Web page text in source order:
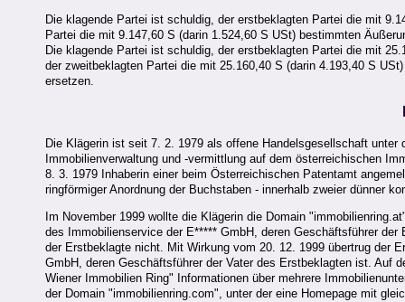
Die klagende Partei ist schuldig, der erstbeklagten Partei die mit
Partei die mit 9.147,60 S (darin 1.524,60 S USt) bestimmten
Die klagende Partei ist schuldig, der erstbeklagten Partei die mit
der zweitbeklagten Partei die mit 25.160,40 S (darin 4.193,40 S
ersetzen.
Die Klägerin ist seit 7. 2. 1979 als offene Handelsgesellschaft
Immobilienverwaltung und -vermittlung auf dem österreichischen
8. 3. 1979 Inhaberin einer beim Österreichischen Patentamt
ringförmiger Anordnung der Buchstaben - innerhalb zweier dünner
Im November 1999 wollte die Klägerin die Domain
des Immobilienservice der E***** GmbH, deren Geschäftsführer
der Erstbeklagte nicht. Mit Wirkung vom 20. 12. 1999 übertrug der
GmbH, deren Geschäftsführer der Vater des Erstbeklagten ist. Auf
Wiener Immobilien Ring" Informationen über mehrere
der Domain "immobilienring.com", unter der eine Homepage mit